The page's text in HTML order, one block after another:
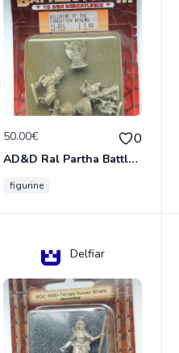
50.00€ 0
AD&D Ral Partha Battlesystem Villains/Forgotten Realms 11-955 Miniatures
figurine
Delfiar